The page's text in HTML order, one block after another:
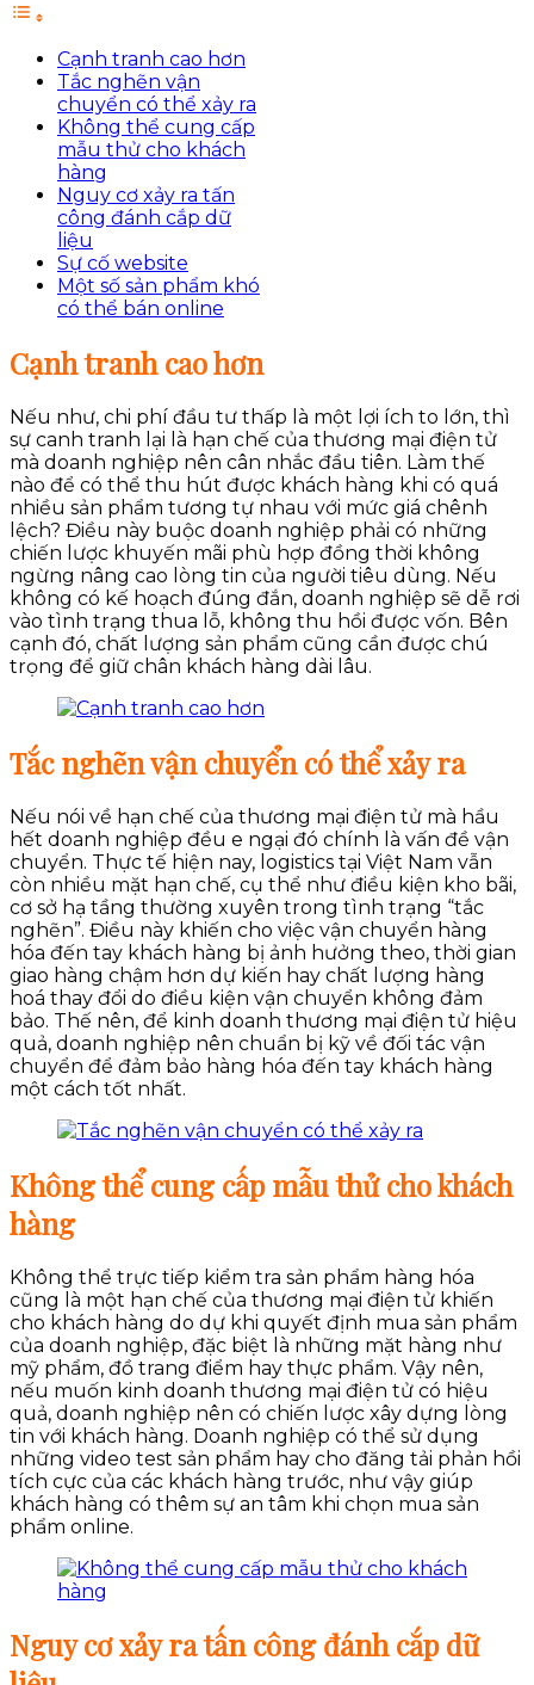
Cạnh tranh cao hơn
Tắc nghẽn vận
chuyển có thể xảy ra
Không thể cung cấp
mẫu thử cho khách
hàng
Nguy cơ xảy ra tấn
công đánh cắp dữ
liệu
Sự cố website
Một số sản phẩm khó
có thể bán online
Cạnh tranh cao hơn
Nếu như, chi phí đầu tư thấp là một lợi ích to lớn, thì
sự canh tranh lại là hạn chế của thương mại điện tử
mà doanh nghiệp nên cân nhắc đầu tiên. Làm thế
nào để có thể thu hút được khách hàng khi có quá
nhiều sản phẩm tương tự nhau với mức giá chênh
lệch? Điều này buộc doanh nghiệp phải có những
chiến lược khuyến mãi phù hợp đồng thời không
ngừng nâng cao lòng tin của người tiêu dùng. Nếu
không có kế hoạch đúng đắn, doanh nghiệp sẽ dễ rơi
vào tình trạng thua lỗ, không thu hồi được vốn. Bên
cạnh đó, chất lượng sản phẩm cũng cần được chú
trọng để giữ chân khách hàng dài lâu.
Tắc nghẽn vận chuyển có thể xảy ra
Nếu nói về hạn chế của thương mại điện tử mà hầu
hết doanh nghiệp đều e ngại đó chính là vấn đề vận
chuyển. Thực tế hiện nay, logistics tại Việt Nam vẫn
còn nhiều mặt hạn chế, cụ thể như điều kiện kho bãi,
cơ sở hạ tầng thường xuyên trong tình trạng “tắc
nghẽn”. Điều này khiến cho việc vận chuyển hàng
hóa đến tay khách hàng bị ảnh hưởng theo, thời gian
giao hàng chậm hơn dự kiến hay chất lượng hàng
hoá thay đổi do điều kiện vận chuyển không đảm
bảo. Thế nên, để kinh doanh thương mại điện tử hiệu
quả, doanh nghiệp nên chuẩn bị kỹ về đối tác vận
chuyển để đảm bảo hàng hóa đến tay khách hàng
một cách tốt nhất.
Không thể cung cấp mẫu thử cho khách
hàng
Không thể trực tiếp kiểm tra sản phẩm hàng hóa
cũng là một hạn chế của thương mại điện tử khiến
cho khách hàng do dự khi quyết định mua sản phẩm
của doanh nghiệp, đặc biệt là những mặt hàng như
mỹ phẩm, đồ trang điểm hay thực phẩm. Vậy nên,
nếu muốn kinh doanh thương mại điện tử có hiệu
quả, doanh nghiệp nên có chiến lược xây dựng lòng
tin với khách hàng. Doanh nghiệp có thể sử dụng
những video test sản phẩm hay cho đăng tải phản hồi
tích cực của các khách hàng trước, như vậy giúp
khách hàng có thêm sự an tâm khi chọn mua sản
phẩm online.
Nguy cơ xảy ra tấn công đánh cắp dữ